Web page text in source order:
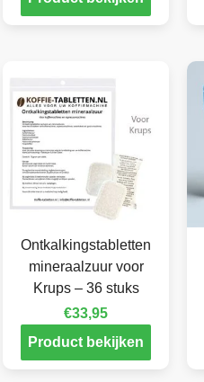
Ontkalkingstabletten
mineraalzuur voor
Krups – 36 stuks
€33,95
Product bekijken